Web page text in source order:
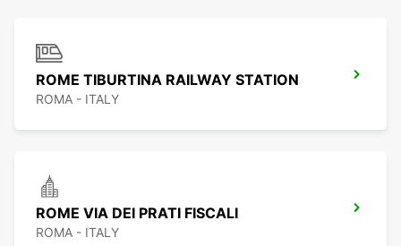
ROME TIBURTINA RAILWAY STATION
ROMA - ITALY
ROME VIA DEI PRATI FISCALI
ROMA - ITALY